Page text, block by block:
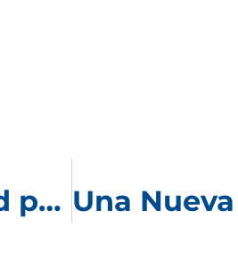
VERACODE Habilita Seguridad para Automation Anywhere de la Plataforma RPA Cloud Native